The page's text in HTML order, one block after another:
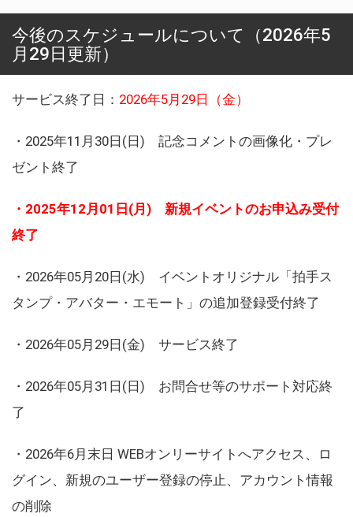
今後のスケジュールについて（2026年5
月29日更新）
サービス終了日： 2026年5月29日（金）
・2025年11月30日(日) 記念コメントの画像化・プレ
ゼント終了
・2025年12月01日(月) 新規イベントのお申込み受付
終了
・2026年05月20日(水) イベントオリジナル「拍手ス
タンプ・アバター・エモート」の追加登録受付終了
・2026年05月29日(金) サービス終了
・2026年05月31日(日) お問合せ等のサポート対応終
了
・2026年6月末日 WEBオンリーサイトへアクセス、ロ
グイン、新規のユーザー登録の停止、アカウント情報
の削除